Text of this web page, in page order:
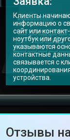
Замена микрофона
Замена
Прошивка BIOS
Thunderobot
Замена северного
Ремонт петель
Клиенты
информацию о
сайт или
ноутбук или
указываются
контактные
связывается с
устройства.
Отзывы